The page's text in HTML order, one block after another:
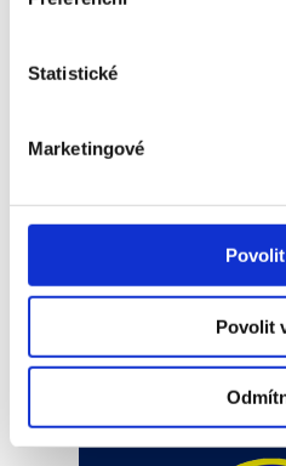
Statistické
Marketingové
Povolit
kluby na
Břeclav